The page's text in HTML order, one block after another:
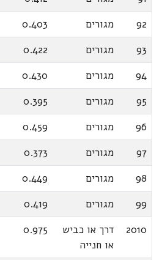
92
מגורים
0.403
93
מגורים
0.422
94
מגורים
0.430
95
מגורים
0.395
96
מגורים
0.459
97
מגורים
0.373
98
מגורים
0.449
99
מגורים
0.419
2010
דרך או כביש
או חנייה
0.975